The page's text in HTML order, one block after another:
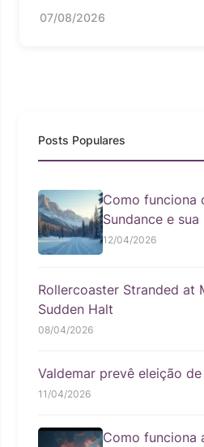
07/08/2026
Posts Populares
Como funciona
Sundance e
12/04/2026
Rollercoaster Stranded at
Sudden Halt
08/04/2026
Valdemar prevê eleição
11/04/2026
Como funciona